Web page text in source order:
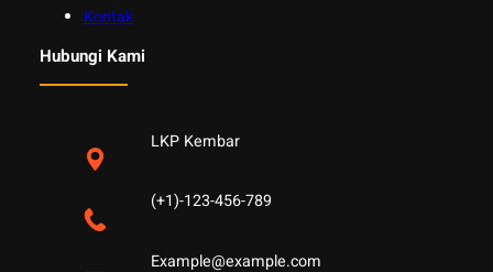
Kontak
Hubungi Kami
LKP Kembar
(+1)-123-456-789
Example@example.com